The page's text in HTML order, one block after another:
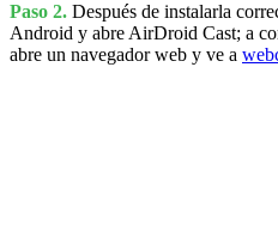
Paso 2. Después de instalarla
Android y abre AirDroid Cast; a
abre un navegador web y ve a